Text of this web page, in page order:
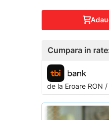
Cumpara in
de la EroareRON /